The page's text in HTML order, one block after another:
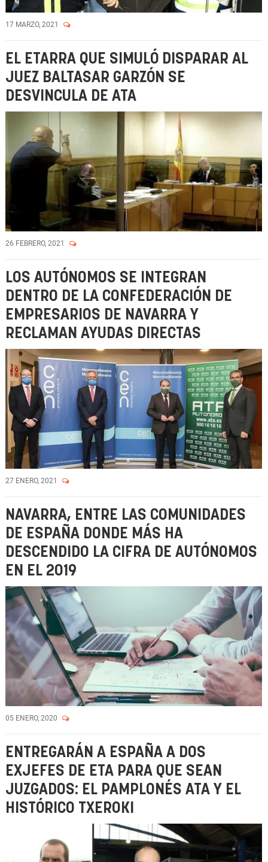
17 MARZO, 2021
EL ETARRA QUE SIMULÓ DISPARAR AL
JUEZ BALTASAR GARZÓN SE
DESVINCULA DE ATA
26 FEBRERO, 2021
LOS AUTÓNOMOS SE INTEGRAN
DENTRO DE LA CONFEDERACIÓN DE
EMPRESARIOS DE NAVARRA Y
RECLAMAN AYUDAS DIRECTAS
27 ENERO, 2021
NAVARRA, ENTRE LAS COMUNIDADES
DE ESPAÑA DONDE MÁS HA
DESCENDIDO LA CIFRA DE AUTÓNOMOS
EN EL 2019
05 ENERO, 2020
ENTREGARÁN A ESPAÑA A DOS
EXJEFES DE ETA PARA QUE SEAN
JUZGADOS: EL PAMPLONÉS ATA Y EL
HISTÓRICO TXEROKI